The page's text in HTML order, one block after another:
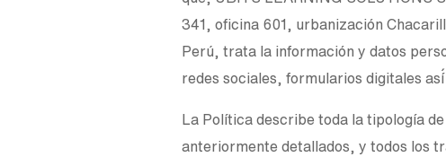
341, oficina 601, urbanización
Perú, trata la información y datos
redes sociales, formularios digitales
La Política describe toda la tipología
anteriormente detallados, y todos los